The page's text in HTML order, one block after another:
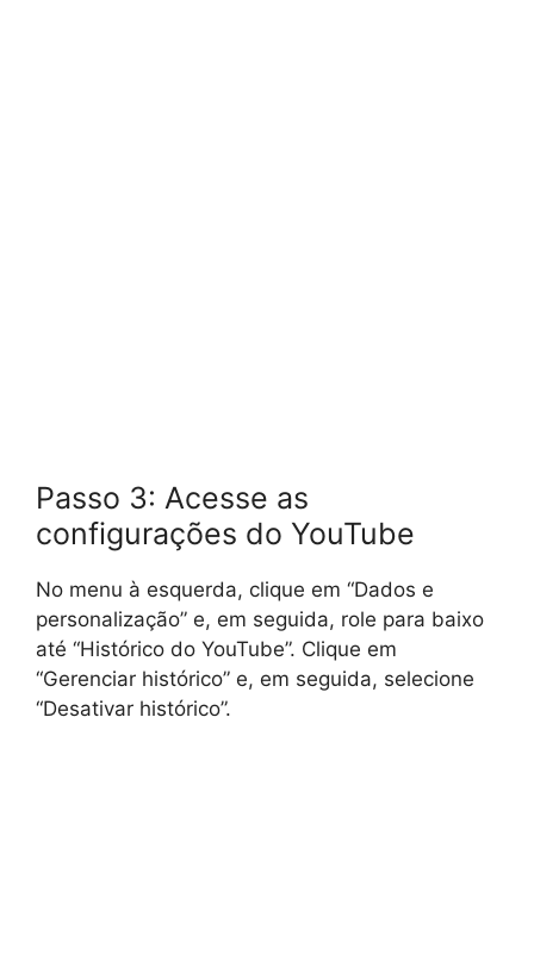
Passo 3: Acesse as
configurações do YouTube
No menu à esquerda, clique em “Dados e
personalização” e, em seguida, role para baixo
até “Histórico do YouTube”. Clique em
“Gerenciar histórico” e, em seguida, selecione
“Desativar histórico”.